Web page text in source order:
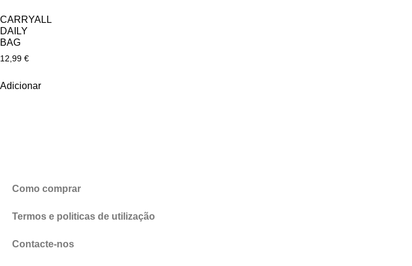
CARRYALL
DAILY
BAG
12,99 €
Adicionar
Como comprar
Termos e politicas de utilização
Contacte-nos